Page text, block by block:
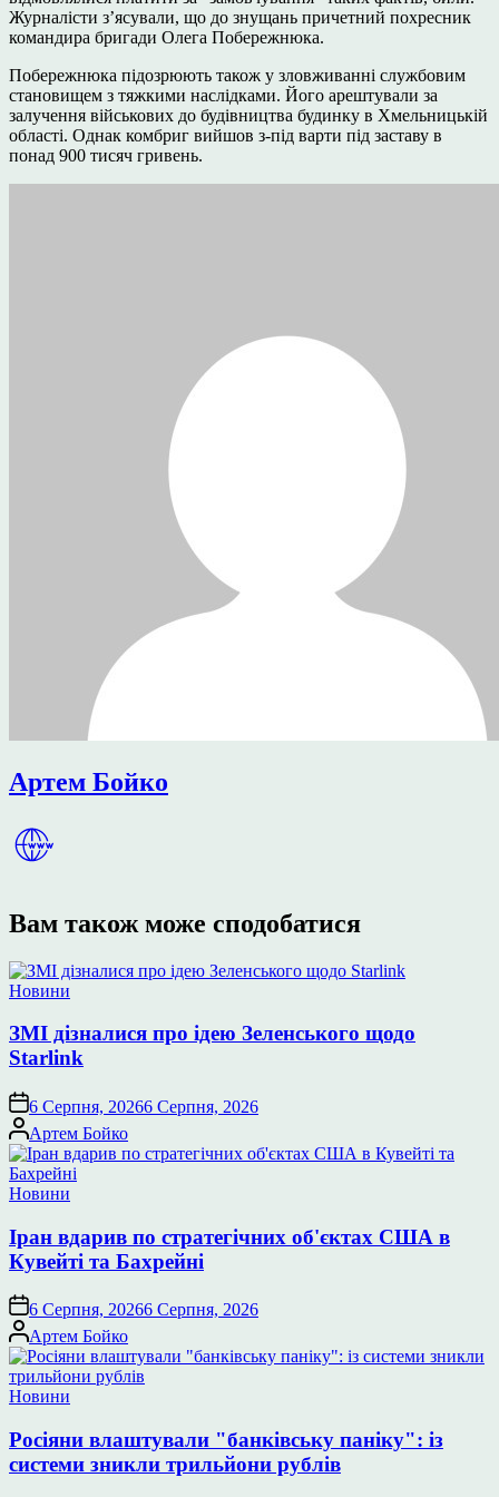
Журналісти з’ясували, що до знущань причетний похресник
командира бригади Олега Побережнюка.
Побережнюка підозрюють також у зловживанні службовим
становищем з тяжкими наслідками. Його арештували за
залучення військових до будівництва будинку в Хмельницькій
області. Однак комбриг вийшов з-під варти під заставу в
понад 900 тисяч гривень.
Артем Бойко
Вам також може сподобатися
Опублікувати
Новини
ЗМІ дізналися про ідею Зеленського щодо
Starlink
6 Серпня, 20266 Серпня, 2026
Опубліковано
Артем Бойко
Опублікувати
Новини
Іран вдарив по стратегічних об'єктах США в
Кувейті та Бахрейні
6 Серпня, 20266 Серпня, 2026
Опубліковано
Артем Бойко
Опублікувати
Новини
Росіяни влаштували "банківську паніку": із
системи зникли трильйони рублів